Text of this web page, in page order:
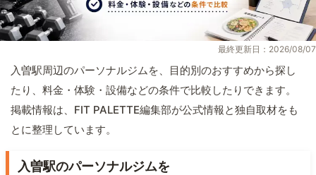
最終更新日：2026/08/07
入曽駅周辺のパーソナルジムを、目的別のおすすめから探し
たり、料金・体験・設備などの条件で比較したりできます。
掲載情報は、FIT PALETTE編集部が公式情報と独自取材をも
とに整理しています。
入曽駅のパーソナルジムを